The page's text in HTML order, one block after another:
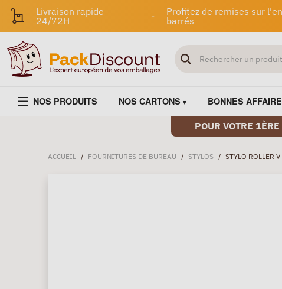
Livraison rapide
24/72H
-
Profitez de remises sur
barrés
NOS PRODUITS NOS CARTONS BONNES
POUR VOTRE
ACCUEIL / FOURNITURES DE BUREAU / STYLOS / STYLO ROLLER V